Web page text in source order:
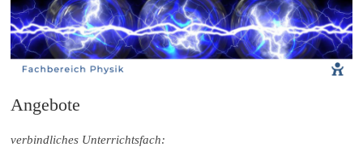
Angebote
verbindliches Unterrichtsfach: